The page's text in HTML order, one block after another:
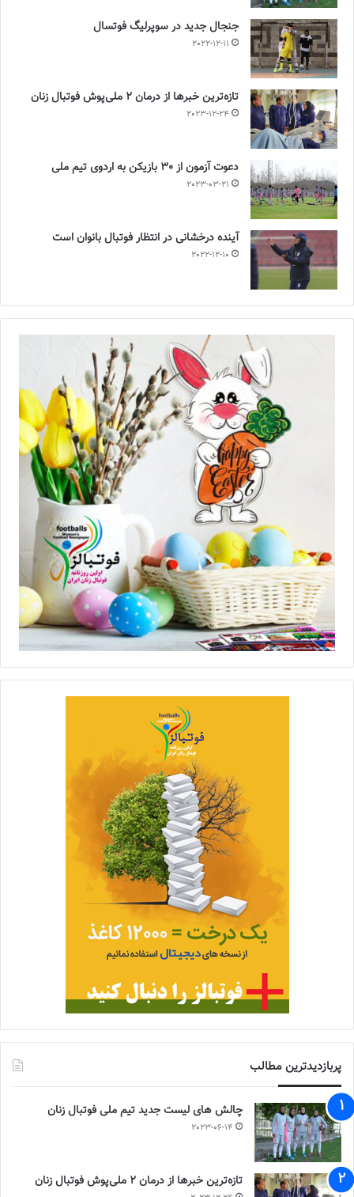
جنجال جدید در سوپرلیگ فوتسال
2022-12-11
تازه‌ترین خبرها از درمان ۲ ملی‌پوش فوتبال زنان
2023-12-24
دعوت آزمون از 30 بازیکن به اردوی تیم ملی
2023-03-21
آینده درخشانی در انتظار فوتبال بانوان است
2022-12-10
پربازدیدترین مطالب
چالش هاى ليست جدید تيم ملى فوتبال زنان
2023-06-14
تازه‌ترین خبرها از درمان ۲ ملی‌پوش فوتبال زنان